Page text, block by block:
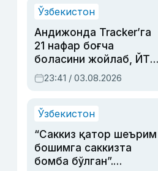
Ўзбекистон
Андижонда Tracker’га
21 нафар боғча
боласини жойлаб, ЙТҲ
содир этган аёлга суд
ҳукми ўқилди
23:41 / 03.08.2026
Ўзбекистон
“Саккиз қатор шеърим
бошимга саккизта
бомба бўлган”.